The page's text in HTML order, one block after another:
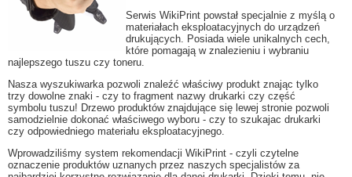
Serwis WikiPrint powstał specjalnie z myślą o
materiałach eksploatacyjnych do urządzeń
drukujących. Posiada wiele unikalnych cech,
które pomagają w znalezieniu i wybraniu
najlepszego tuszu czy toneru.
Nasza wyszukiwarka pozwoli znaleźć właściwy produkt znając tylko
trzy dowolne znaki - czy to fragment nazwy drukarki czy część
symbolu tuszu! Drzewo produktów znajdujące się lewej stronie pozwoli
samodzielnie dokonać właściwego wyboru - czy to szukajac drukarki
czy odpowiedniego materiału eksploatacyjnego.
Wprowadziliśmy system rekomendacji WikiPrint - czyli czytelne
oznaczenie produktów uznanych przez naszych specjalistów za